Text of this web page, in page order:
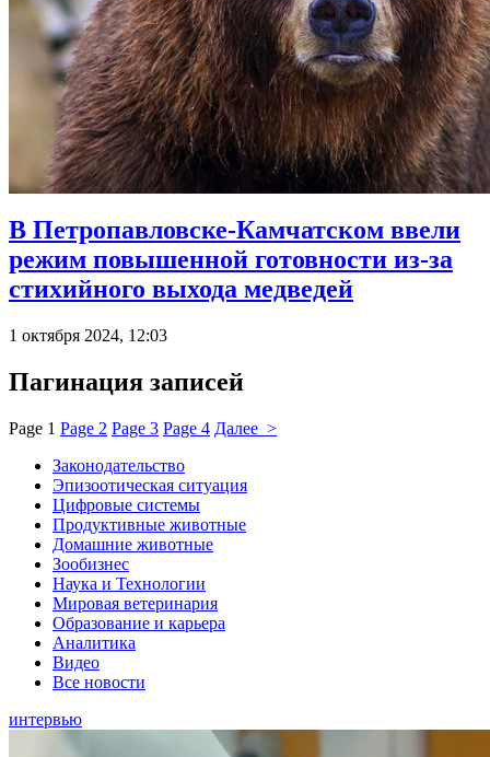
В Петропавловске-Камчатском ввели
режим повышенной готовности из-за
стихийного выхода медведей
1 октября 2024, 12:03
Пагинация записей
Page 1 Page 2 Page 3 Page 4 Далее >
Законодательство
Эпизоотическая ситуация
Цифровые системы
Продуктивные животные
Домашние животные
Зообизнес
Наука и Технологии
Мировая ветеринария
Образование и карьера
Аналитика
Видео
Все новости
интервью